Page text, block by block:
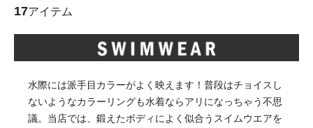
17アイテム
水際には派手目カラーがよく映えます！普段はチョイスし
ないようなカラーリングも水着ならアリになっちゃう不思
議。当店では、鍛えたボディによく似合うスイムウエアを